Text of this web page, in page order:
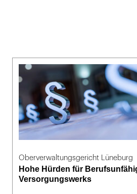
Oberverwaltungsgericht Lüneburg
Hohe Hürden für
Versorgungswerks